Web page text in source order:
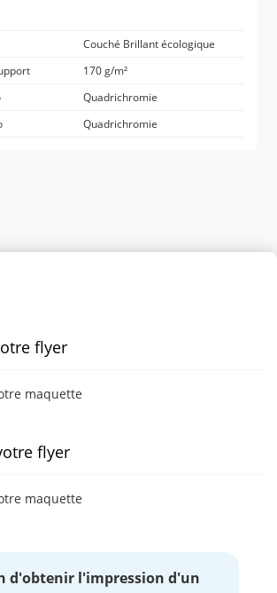
Couché Brillant écologique
170 g/m²
Quadrichromie
Quadrichromie
flyer
maquette
flyer
maquette
d'obtenir l'impression d'un